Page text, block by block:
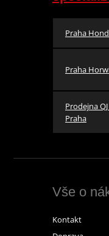
Praha
Praha
Prodejna
Praha
Vše o
Kontakt